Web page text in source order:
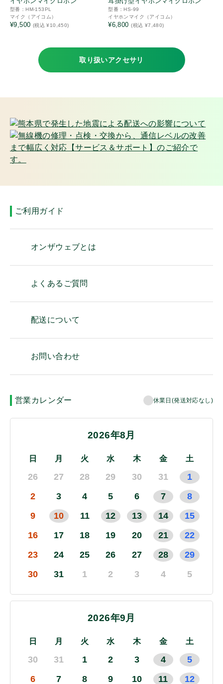
型番：HM-153PL
マイク（アイコム）
¥9,500 (税込 ¥10,450)
型番：HS-99
イヤホンマイク（アイコム）
¥6,800 (税込 ¥7,480)
取り扱いアクセサリ
ご利用ガイド
オンザウェブとは
よくあるご質問
配送について
お問い合わせ
営業カレンダー 休業日(発送対応なし)
2026年8月
日 月 火 水 木 金 土
26 27 28 29 30 31
1
2
3 4 5 6 7
8
9
10 11 12 13 14
15
16
17 18 19 20 21
22
23
24 25 26 27 28
29
30
31 1 2 3 4 5
2026年9月
日 月 火 水 木 金 土
30 31 1 2 3 4
5
6
7 8 9 10 11
12
ログイン
オンザウェブに新規登録
レンタル
免許申請・登録
Onthewayオリジナル
保護フィルム
貸出有無